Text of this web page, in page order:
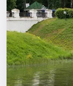
Города
Площадки
Артисты
Рейтинги